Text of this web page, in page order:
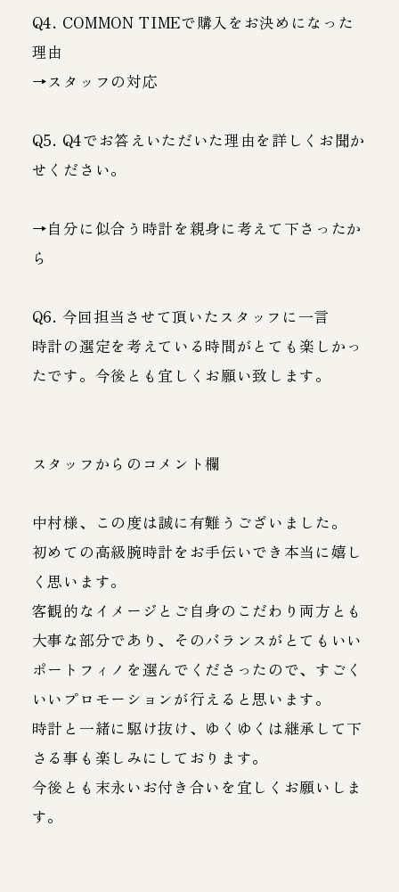
Q4. COMMON TIMEで購入をお決めになった
理由
→スタッフの対応
Q5. Q4でお答えいただいた理由を詳しくお聞か
せください。
→自分に似合う時計を親身に考えて下さったか
ら
Q6. 今回担当させて頂いたスタッフに一言
時計の選定を考えている時間がとても楽しかっ
たです。今後とも宜しくお願い致します。
スタッフからのコメント欄
中村様、この度は誠に有難うございました。
初めての高級腕時計をお手伝いでき本当に嬉し
く思います。
客観的なイメージとご自身のこだわり両方とも
大事な部分であり、そのバランスがとてもいい
ポートフィノを選んでくださったので、すごく
いいプロモーションが行えると思います。
時計と一緒に駆け抜け、ゆくゆくは継承して下
さる事も楽しみにしております。
今後とも末永いお付き合いを宜しくお願いしま
す。